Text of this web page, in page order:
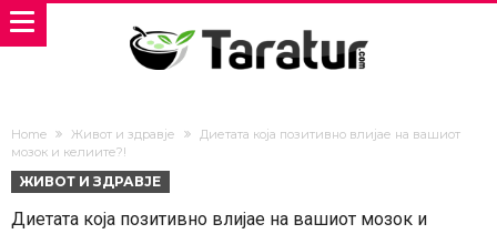
Home Живот и здравје
Диетата која позитивно влијае на вашиот
мозок и келиите?!
ЖИВОТ И ЗДРАВЈЕ
Диетата која позитивно влијае на вашиот мозок и